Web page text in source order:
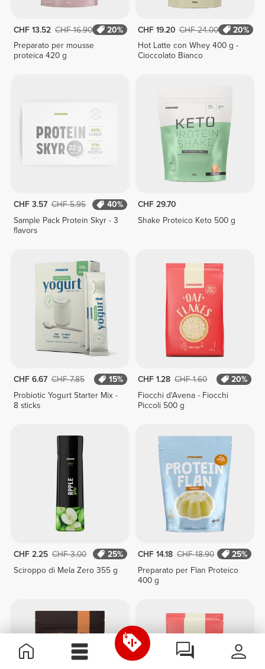
CHF 13.52 CHF 16.90
20%
Preparato per mousse
proteica 420 g
CHF 19.20 CHF 24.00
20%
Hot Latte con Whey 400 g -
Cioccolato Bianco
CHF 3.57 CHF 5.95
40%
Sample Pack Protein Skyr - 3
flavors
CHF 29.70
Shake Proteico Keto 500 g
CHF 6.67 CHF 7.85
15%
Probiotic Yogurt Starter Mix -
8 sticks
CHF 1.28 CHF 1.60
20%
Fiocchi d'Avena - Fiocchi
Piccoli 500 g
CHF 2.25 CHF 3.00
25%
Sciroppo di Mela Zero 355 g
CHF 14.18 CHF 18.90
25%
Preparato per Flan Proteico
400 g